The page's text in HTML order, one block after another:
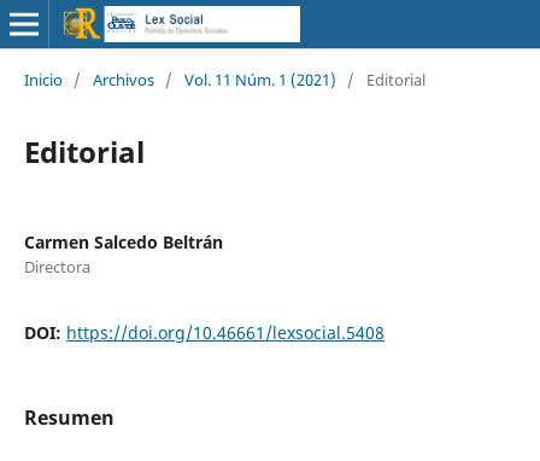
Inicio / Archivos / Vol. 11 Núm. 1 (2021) / Editorial
Editorial
Carmen Salcedo Beltrán
Directora
DOI: https://doi.org/10.46661/lexsocial.5408
Resumen